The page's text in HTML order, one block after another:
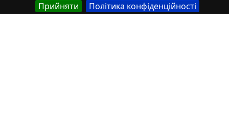
Прийняти
Політика конфіденційності